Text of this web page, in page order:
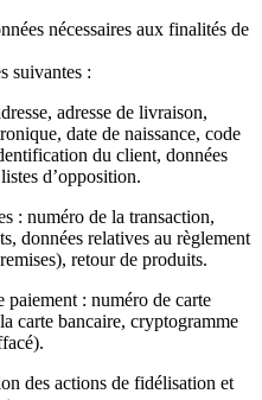
nécessaires aux finalités de
suivantes :
adresse de livraison,
date de naissance, code
du client, données
d’opposition.
: numéro de la transaction,
données relatives au règlement
retour de produits.
paiement : numéro de carte
carte bancaire, cryptogramme
des actions de fidélisation et